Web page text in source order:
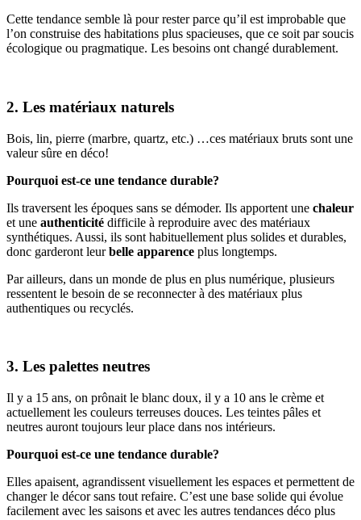
Cette tendance semble là pour rester parce qu’il est improbable que
l’on construise des habitations plus spacieuses, que ce soit par soucis
écologique ou pragmatique. Les besoins ont changé durablement.
2. Les matériaux naturels
Bois, lin, pierre (marbre, quartz, etc.) …ces matériaux bruts sont une
valeur sûre en déco!
Pourquoi est-ce une tendance durable?
Ils traversent les époques sans se démoder. Ils apportent une chaleur
et une authenticité difficile à reproduire avec des matériaux
synthétiques. Aussi, ils sont habituellement plus solides et durables,
donc garderont leurbelle apparence plus longtemps.
Par ailleurs, dans un monde de plus en plus numérique, plusieurs
ressentent le besoin de se reconnecter à des matériaux plus
authentiques ou recyclés.
3. Les palettes neutres
Il y a 15 ans, on prônait le blanc doux, il y a 10 ans le crème et
actuellement les couleurs terreuses douces. Les teintes pâles et
neutres auront toujours leur place dans nos intérieurs.
Pourquoi est-ce une tendance durable?
Elles apaisent, agrandissent visuellement les espaces et permettent de
changer le décor sans tout refaire. C’est une base solide qui évolue
facilement avec les saisons et avec les autres tendances déco plus